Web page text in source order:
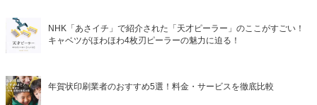
NHK「あさイチ」で紹介された「天才ピーラー」のここがすごい！
キャベツがほわほわ4枚刃ピーラーの魅力に迫る！
年賀状印刷業者のおすすめ5選！料金・サービスを徹底比較